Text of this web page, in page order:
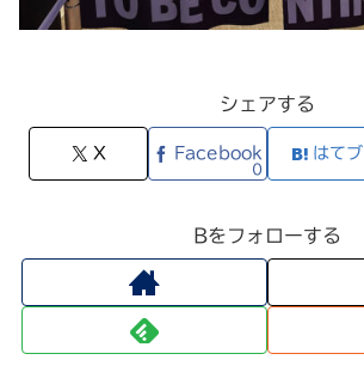
シェアする
X Facebook
0
はてブ
Bをフォローする